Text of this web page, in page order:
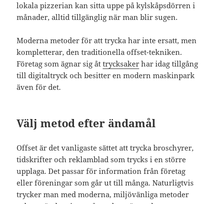
lokala pizzerian kan sitta uppe på kylskåpsdörren i
månader, alltid tillgänglig när man blir sugen.
Moderna metoder för att trycka har inte ersatt, men
kompletterar, den traditionella offset-tekniken.
Företag som ägnar sig åttrycksaker har idag tillgång
till digitaltryck och besitter en modern maskinpark
även för det.
Välj metod efter ändamål
Offset är det vanligaste sättet att trycka broschyrer,
tidskrifter och reklamblad som trycks i en större
upplaga. Det passar för information från företag
eller föreningar som går ut till många. Naturligtvis
trycker man med moderna, miljövänliga metoder